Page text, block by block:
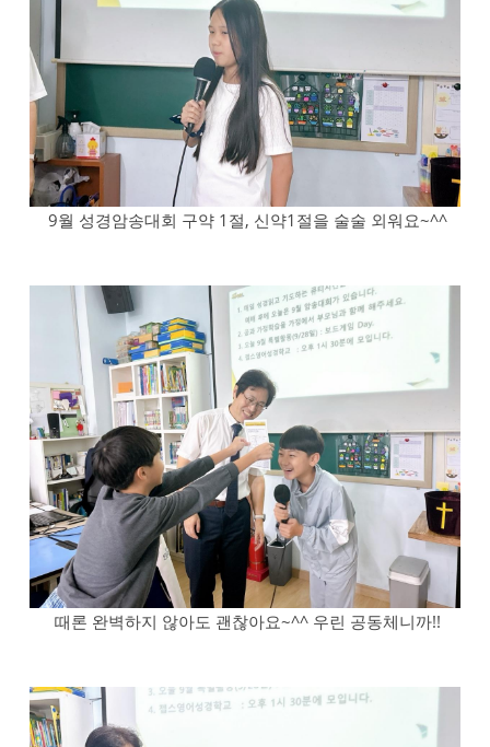
9월 성경암송대회 구약 1절, 신약1절을 술술 외워요~^^
때론 완벽하지 않아도 괜찮아요~^^ 우린 공동체니까!!